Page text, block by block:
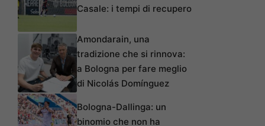
Casale: i tempi di recupero
Amondarain, una
tradizione che si rinnova:
a Bologna per fare meglio
di Nicolás Domínguez
Bologna-Dallinga: un
binomio che non ha